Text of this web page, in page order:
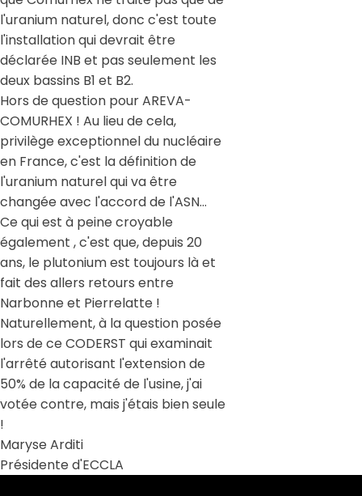
l'uranium naturel, donc c'est toute
l'installation qui devrait être
déclarée INB et pas seulement les
deux bassins B1 et B2.
Hors de question pour AREVA-
COMURHEX ! Au lieu de cela,
privilège exceptionnel du nucléaire
en France, c'est la définition de
l'uranium naturel qui va être
changée avec l'accord de l'ASN…
Ce qui est à peine croyable
également , c'est que, depuis 20
ans, le plutonium est toujours là et
fait des allers retours entre
Narbonne et Pierrelatte !
Naturellement, à la question posée
lors de ce CODERST qui examinait
l'arrêté autorisant l'extension de
50% de la capacité de l'usine, j'ai
votée contre, mais j'étais bien seule
!
Maryse Arditi
Présidente d'ECCLA